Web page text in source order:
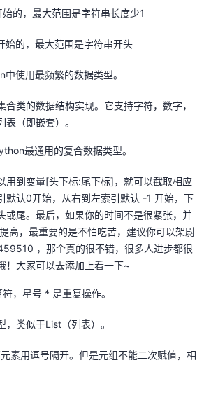
的，最大范围是字符串长度少1
始的，最大范围是字符串开头
使用最频繁的数据类型。
合类的数据结构实现。它支持字符，数字，
（即嵌套）。
最通用的复合数据类型。
用到变量[头下标:尾下标]，就可以截取相应
默认0开始，从右到左索引默认 -1 开始，下
或尾。最后，如果你的时间不是很紧张，并
高，最重要的是不怕吃苦，建议你可以架尉
，那个真的很不错，很多人进步都很
！大家可以去添加上看一下~
，星号 * 是重复操作。
类似于List（列表）。
素用逗号隔开。但是元组不能二次赋值，相